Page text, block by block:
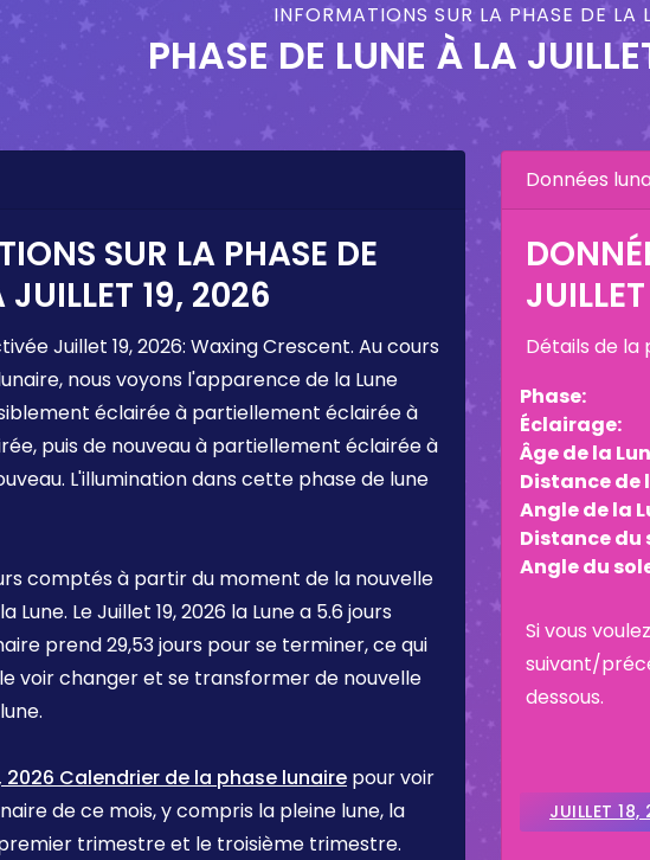
INFORMATIONS SUR LA PHASE DE LA
PHASE DE LUNE À LA
SUR LA PHASE DE
JUILLET 19, 2026
Juillet 19, 2026: Waxing Crescent. Au cours
nous voyons l'apparence de la Lune
éclairée à partiellement éclairée à
puis de nouveau à partiellement éclairée à
L'illumination dans cette phase de lune
comptés à partir du moment de la nouvelle
Lune. LeJuillet 19, 2026 la Lune a 5.6 jours
prend 29,53 jours pour se terminer, ce qui
voir changer et se transformer de nouvelle
2026 Calendrier de la phase lunaire pour voir
de ce mois, y compris la pleine lune, la
trimestre et le troisième trimestre.
Données
Détails de la
Phase:
Éclairage:
Âge de la
Distance de
Angle de la
Distance du
Angle du
Si vous
suivant/
dessous.
JUILLET